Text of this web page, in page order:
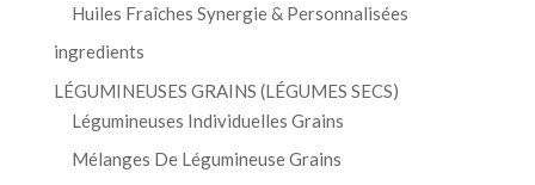
Huiles Fraîches Synergie & Personnalisées
ingredients
LÉGUMINEUSES GRAINS (LÉGUMES SECS)
Légumineuses Individuelles Grains
Mélanges De Légumineuse Grains